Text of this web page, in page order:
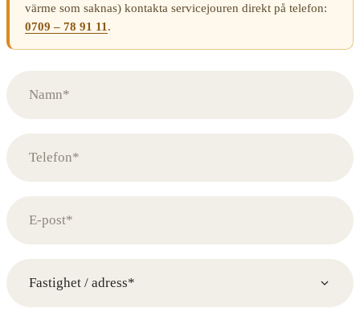
värme som saknas) kontakta servicejouren direkt på telefon:
0709 – 78 91 11 .